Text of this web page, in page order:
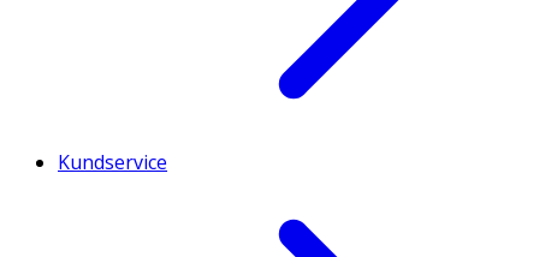
Kundservice